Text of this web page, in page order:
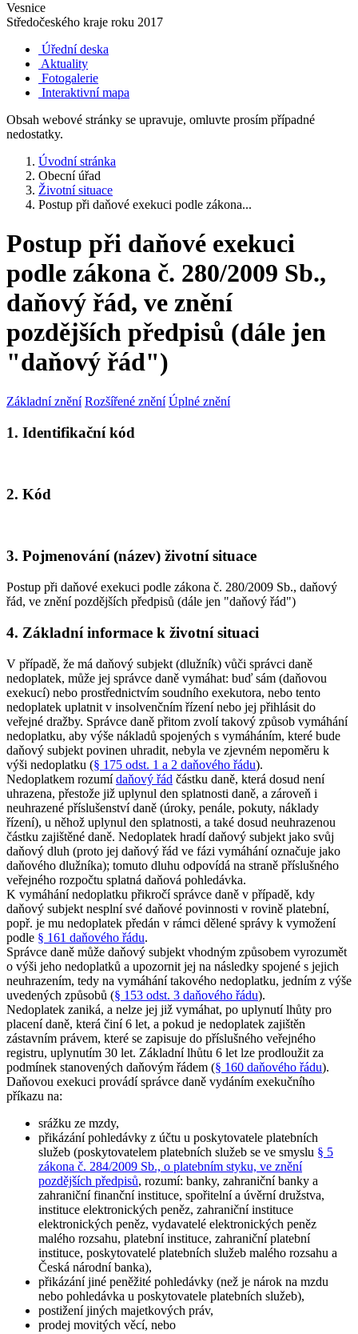
Vesnice
Středočeského kraje roku 2017
Úřední deska
Aktuality
Fotogalerie
Interaktivní mapa
Obsah webové stránky se upravuje, omluvte prosím případné
nedostatky.
Úvodní stránka
Obecní úřad
Životní situace
Postup při daňové exekuci podle zákona...
Postup při daňové exekuci
podle zákona č. 280/2009 Sb.,
daňový řád, ve znění
pozdějších předpisů (dále jen
"daňový řád")
Základní znění Rozšířené znění Úplné znění
1. Identifikační kód
2. Kód
3. Pojmenování (název) životní situace
Postup při daňové exekuci podle zákona č. 280/2009 Sb., daňový
řád, ve znění pozdějších předpisů (dále jen "daňový řád")
4. Základní informace k životní situaci
V případě, že má daňový subjekt (dlužník) vůči správci daně
nedoplatek, může jej správce daně vymáhat: buď sám (daňovou
exekucí) nebo prostřednictvím soudního exekutora, nebo tento
nedoplatek uplatnit v insolvenčním řízení nebo jej přihlásit do
veřejné dražby. Správce daně přitom zvolí takový způsob vymáhání
nedoplatku, aby výše nákladů spojených s vymáháním, které bude
daňový subjekt povinen uhradit, nebyla ve zjevném nepoměru k
výši nedoplatku (§ 175 odst. 1 a 2 daňového řádu).
Nedoplatkem rozumídaňový řád částku daně, která dosud není
uhrazena, přestože již uplynul den splatnosti daně, a zároveň i
neuhrazené příslušenství daně (úroky, penále, pokuty, náklady
řízení), u něhož uplynul den splatnosti, a také dosud neuhrazenou
částku zajištěné daně. Nedoplatek hradí daňový subjekt jako svůj
daňový dluh (proto jej daňový řád ve fázi vymáhání označuje jako
daňového dlužníka); tomuto dluhu odpovídá na straně příslušného
veřejného rozpočtu splatná daňová pohledávka.
K vymáhání nedoplatku přikročí správce daně v případě, kdy
daňový subjekt nesplní své daňové povinnosti v rovině platební,
popř. je mu nedoplatek předán v rámci dělené správy k vymožení
podle § 161 daňového řádu.
Správce daně může daňový subjekt vhodným způsobem vyrozumět
o výši jeho nedoplatků a upozornit jej na následky spojené s jejich
neuhrazením, tedy na vymáhání takového nedoplatku, jedním z výše
uvedených způsobů (§ 153 odst. 3 daňového řádu).
Nedoplatek zaniká, a nelze jej již vymáhat, po uplynutí lhůty pro
placení daně, která činí 6 let, a pokud je nedoplatek zajištěn
zástavním právem, které se zapisuje do příslušného veřejného
registru, uplynutím 30 let. Základní lhůtu 6 let lze prodloužit za
podmínek stanovených daňovým řádem (§ 160 daňového řádu).
Daňovou exekuci provádí správce daně vydáním exekučního
příkazu na:
srážku ze mzdy,
přikázání pohledávky z účtu u poskytovatele platebních
služeb (poskytovatelem platebních služeb se ve smyslu § 5
zákona č. 284/2009 Sb., o platebním styku, ve znění
pozdějších předpisů, rozumí: banky, zahraniční banky a
zahraniční finanční instituce, spořitelní a úvěrní družstva,
instituce elektronických peněz, zahraniční instituce
elektronických peněz, vydavatelé elektronických peněz
malého rozsahu, platební instituce, zahraniční platební
instituce, poskytovatelé platebních služeb malého rozsahu a
Česká národní banka),
přikázání jiné peněžité pohledávky (než je nárok na mzdu
nebo pohledávka u poskytovatele platebních služeb),
postižení jiných majetkových práv,
prodej movitých věcí, nebo